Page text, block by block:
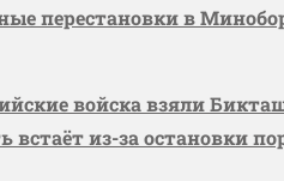
перестановки в
войска взяли
из-за остановки